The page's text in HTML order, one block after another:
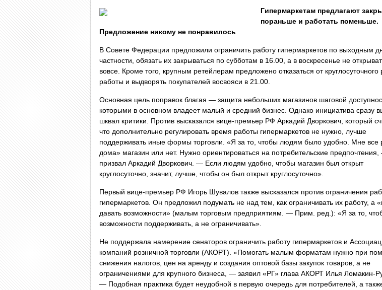
Гипермаркетам предлагают
пораньше и работать поменьше.
Предложение никому не понравилось
В Совете Федерации предложили ограничить работу гипермаркетов по выходным
частности, обязать их закрываться по субботам в 16.00, а в воскресенье не
вовсе. Кроме того, крупным ретейлерам предложено отказаться от
работы и выдворять покупателей восвояси в 21.00.
Основная цель поправок благая — защита небольших магазинов шаговой
которыми в основном владеет малый и средний бизнес. Однако инициатива сразу
шквал критики. Против высказался вице-премьер РФ Аркадий Дворкович, который
что дополнительно регулировать время работы гипермаркетов не нужно, лучше
поддерживать иные формы торговли. «Я за то, чтобы людям было удобно. Мне все
дома» магазин или нет. Нужно ориентироваться на потребительские
призвал Аркадий Дворкович. — Если людям удобно, чтобы магазин был открыт
круглосуточно, значит, лучше, чтобы он был открыт круглосуточно».
Первый вице-премьер РФ Игорь Шувалов также высказался против ограничения
гипермаркетов. Он предложил подумать не над тем, как ограничивать их работу, а
давать возможности» (малым торговым предприятиям. — Прим. ред.): «Я за то,
возможности поддерживать, а не ограничивать».
Не поддержала намерение сенаторов ограничить работу гипермаркетов и
компаний розничной торговли (АКОРТ). «Помогать малым форматам нужно при
снижения налогов, цен на аренду и создания оптовой базы закупок товаров, а не
ограничениями для крупного бизнеса, — заявил «РГ» глава АКОРТ Илья Ломакин-
— Подобная практика будет неудобной в первую очередь для потребителей, а